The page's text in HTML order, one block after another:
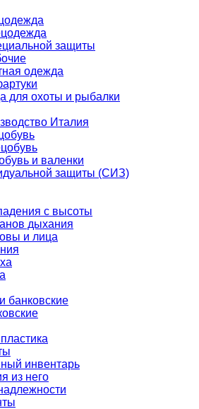
защиты
одежда
для охоты и рыбалки
Италия
и валенки
защиты (СИЗ)
с высоты
дыхания
и лица
банковские
инвентарь
из него